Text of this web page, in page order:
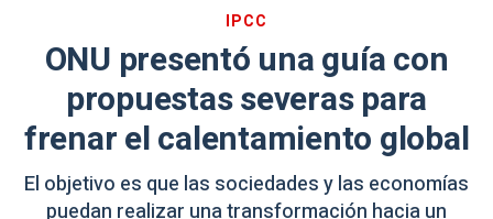
IPCC
ONU presentó una guía con
propuestas severas para
frenar el calentamiento global
El objetivo es que las sociedades y las economías
puedan realizar una transformación hacia un